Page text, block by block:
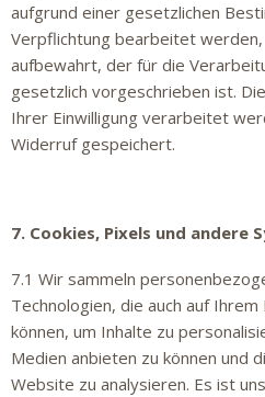
aufgrund einer gesetzlichen
Verpflichtung bearbeitet
aufbewahrt, der für die
gesetzlich vorgeschrieben ist.
Ihrer Einwilligung verarbeitet
Widerruf gespeichert.
7. Cookies, Pixels und andere
7.1 Wir sammeln
Technologien, die auch auf
können, um Inhalte zu
Medien anbieten zu können und
Website zu analysieren. Es ist